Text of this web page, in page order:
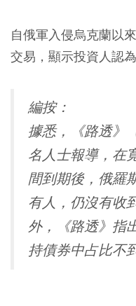
自俄軍入侵烏克蘭以
交易，顯示投資人認
編按：
據悉，《路透》
名人士報導，在
間到期後，俄羅
有人，仍沒有收
外，《路透》指
持債券中占比不